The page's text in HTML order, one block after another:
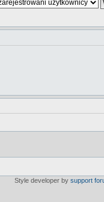
Style developer by support